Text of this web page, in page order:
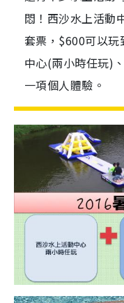
悶！西沙水上活動
套票，$600可以玩
中心(兩小時任玩)
一項個人體驗。